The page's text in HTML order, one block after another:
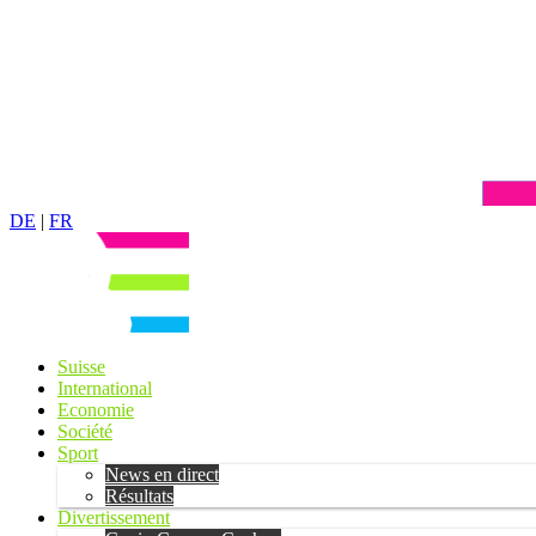
DE | FR
Suisse
International
Economie
Société
Sport
News en direct
Résultats
Divertissement